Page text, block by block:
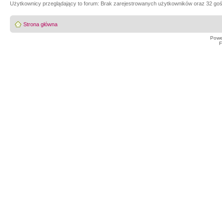
Użytkownicy przeglądający to forum: Brak zarejestrowanych użytkowników oraz 32
Strona główna